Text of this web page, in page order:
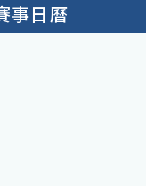
事日曆